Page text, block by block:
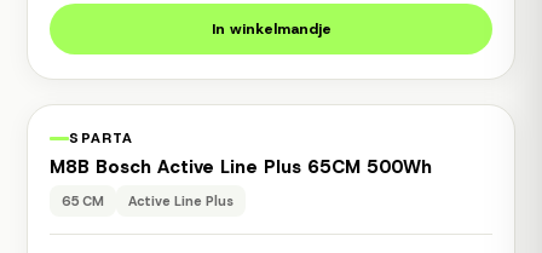
In winkelmandje
1 jaar garantie
SPARTA
M8B Bosch Active Line Plus 65CM 500Wh
65 CM Active Line Plus